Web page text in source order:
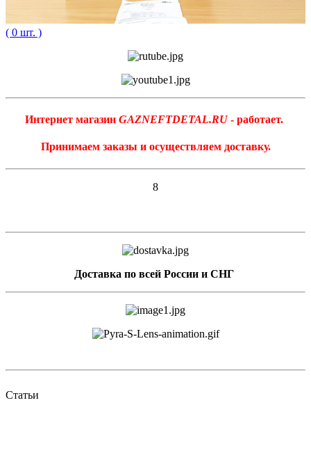
( 0 шт. )
Интернет магазин GAZNEFTDETAL.RU- работает.
Принимаем заказы и осуществляем доставку.
8
Доставка по всей России и СНГ
Статьи